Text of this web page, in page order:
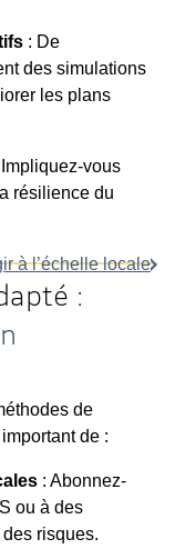
: De
des simulations
les plans
Impliquez-vous
résilience du
à l’échelle locale
:
de
de :
: Abonnez-
ou à des
risques.